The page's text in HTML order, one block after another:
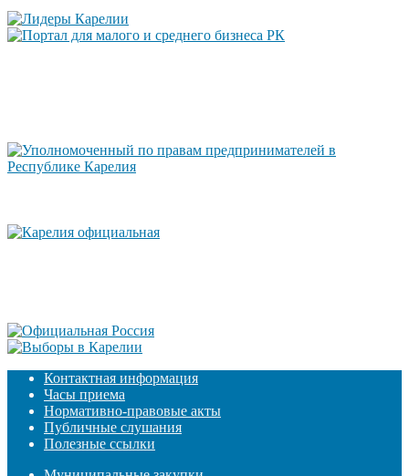
Контактная информация
Часы приема
Нормативно-правовые акты
Публичные слушания
Полезные ссылки